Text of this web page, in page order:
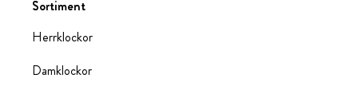
Sortiment
Herrklockor
Damklockor